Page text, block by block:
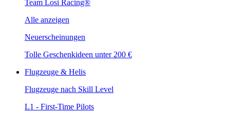
Team Losi Racing®
Alle anzeigen
Neuerscheinungen
Tolle Geschenkideen unter 200 €
Flugzeuge & Helis
Flugzeuge nach Skill Level
L1 - First-Time Pilots